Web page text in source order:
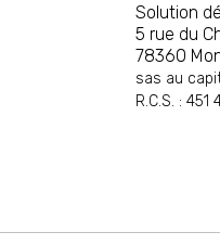
Solution
5 rue du
78360
sas au
R.C.S. :